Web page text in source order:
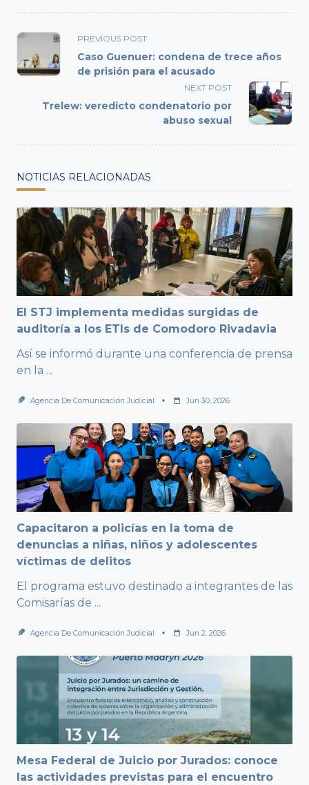
<span
class="nav-
subtitle
reader-
PREVIOUS POST
Caso Guenuer: condena de trece años
de prisión para el acusado
NEXT POST
Trelew: veredicto condenatorio por
abuso sexual
NOTICIAS RELACIONADAS
El STJ implementa medidas surgidas de
auditoría a los ETIs de Comodoro Rivadavia
Así se informó durante una conferencia de prensa
en la ...
Agencia De Comunicación Judicial Jun 30, 2026
Capacitaron a policías en la toma de
denuncias a niñas, niños y adolescentes
víctimas de delitos
El programa estuvo destinado a integrantes de las
Comisarías de ...
Agencia De Comunicación Judicial Jun 2, 2026
Mesa Federal de Juicio por Jurados: conoce
las actividades previstas para el encuentro